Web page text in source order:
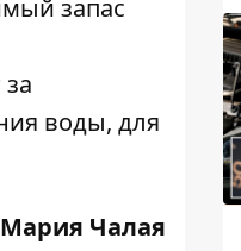
запас
воды, для
Мария Чалая